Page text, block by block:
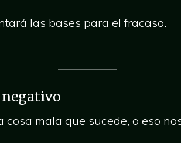
las bases para el fracaso.
negativo
mala que sucede, o eso